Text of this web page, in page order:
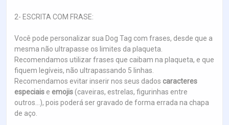
2- ESCRITA COM FRASE:
Você pode personalizar sua Dog Tag com frases, desde que a
mesma não ultrapasse os limites da plaqueta.
Recomendamos utilizar frases que caibam na plaqueta, e que
fiquem legíveis, não ultrapassando 5 linhas.
Recomendamos evitar inserir nos seus dados caracteres
especiais e emojis(caveiras, estrelas, figurinhas entre
outros...), pois poderá ser gravado de forma errada na chapa
de aço.